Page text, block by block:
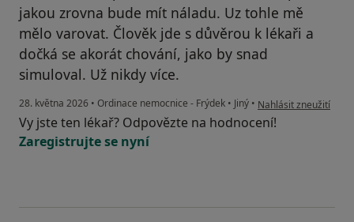
jakou zrovna bude mít náladu. Uz tohle mě
mělo varovat. Člověk jde s důvěrou k lékaři a
dočká se akorát chování, jako by snad
simuloval. Už nikdy více.
28. května 2026 • Ordinace nemocnice - Frýdek • Jiný • podle názoru
Nahlásit zneužití
Vy jste ten lékař? Odpovězte na hodnocení!
Zaregistrujte se nyní